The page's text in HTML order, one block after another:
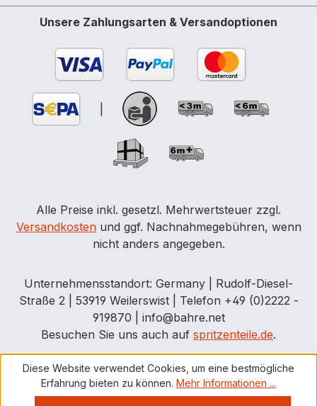
Unsere Zahlungsarten & Versandoptionen
Alle Preise inkl. gesetzl. Mehrwertsteuer zzgl.
Versandkostenund ggf. Nachnahmegebühren, wenn
nicht anders angegeben.
Unternehmensstandort: Germany | Rudolf-Diesel-
Straße 2 | 53919 Weilerswist | Telefon +49 (0)2222 -
919870 | info@bahre.net
Besuchen Sie uns auch auf spritzenteile.de.
Diese Website verwendet Cookies, um eine bestmögliche
Erfahrung bieten zu können. Mehr Informationen ...